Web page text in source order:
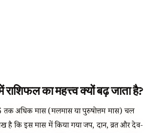
का महत्त्व क्यों बढ़ जाता है?
अधिक मास (मलमास या पुरुषोत्तम मास) चल
है कि इस मास में किया गया जप, दान, व्रत और देव-